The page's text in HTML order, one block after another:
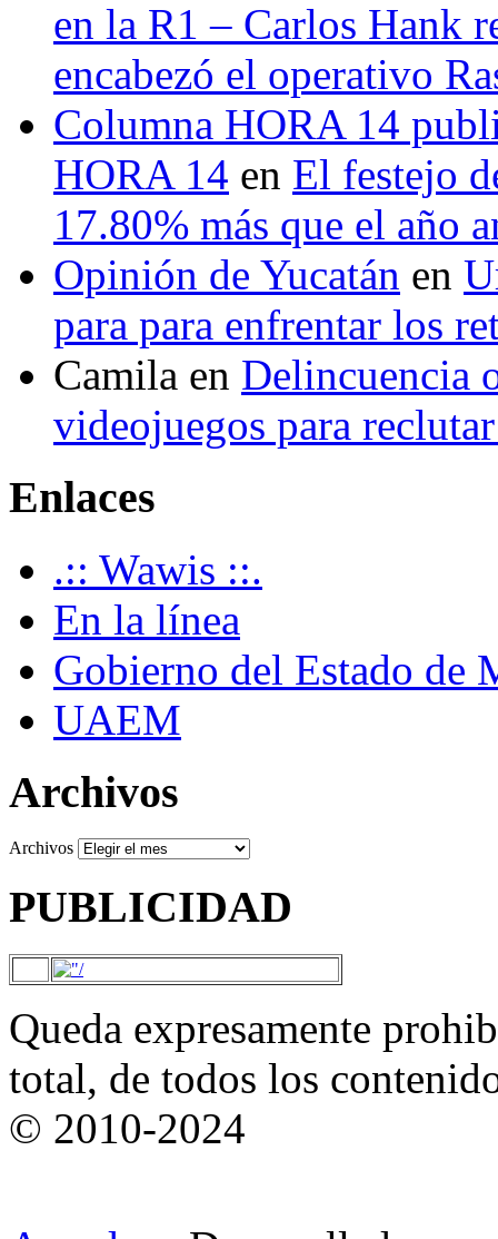
en la R1 – Carlos Hank
encabezó el operativo
Columna HORA 14
HORA 14 en El festejo
17.80% más que el año
Opinión de Yucatán en
para para enfrentar los
Camila en Delincuencia
videojuegos para
Enlaces
.:: Wawis ::.
En la línea
Gobierno del Estado de
UAEM
Archivos
Archivos
PUBLICIDAD
Queda expresamente
total, de todos los
© 2010-2024